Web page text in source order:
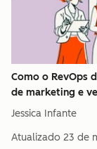
Como o RevOps
de marketing e
Jessica Infante
Atualizado 23 de